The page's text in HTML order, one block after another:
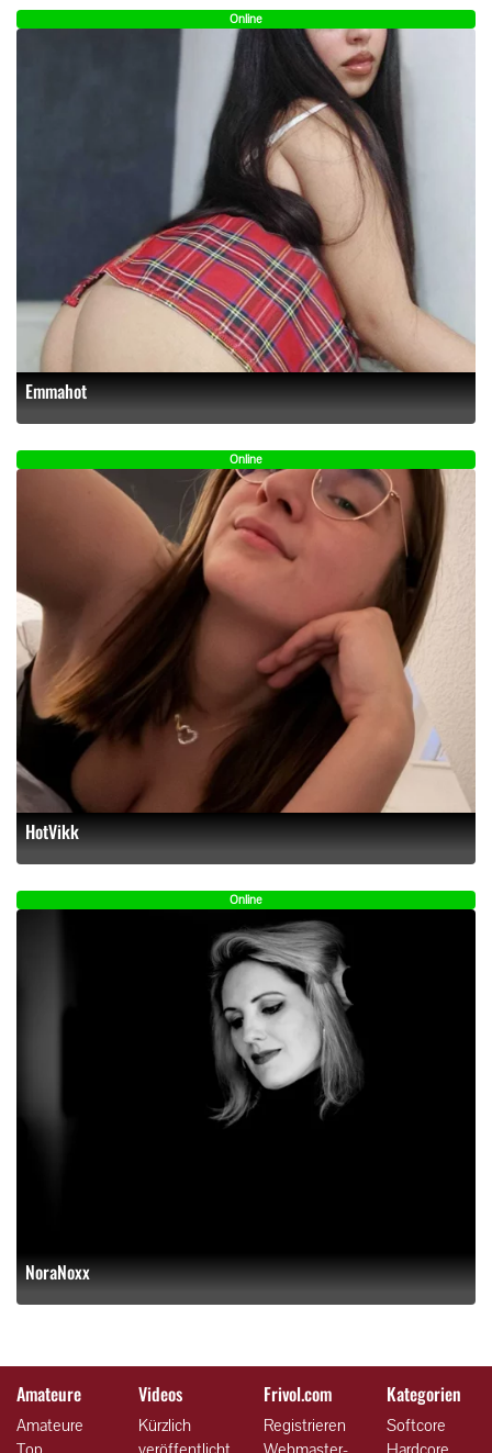
Online
Emmahot
Online
HotVikk
Online
NoraNoxx
Amateure
Amateure
Videos
Kürzlich
Frivol.com
Registrieren
Kategorien
Softcore